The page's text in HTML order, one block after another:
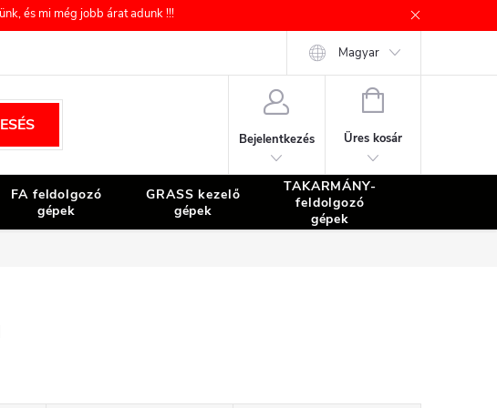
és mi még jobb árat adunk !!!
elállás Magyar
Bejelentkezés
KOSÁR
Üres kosár
FA feldolgozó
gépek
GRASS kezelő
gépek
TAKARMÁNY-
feldolgozó
gépek